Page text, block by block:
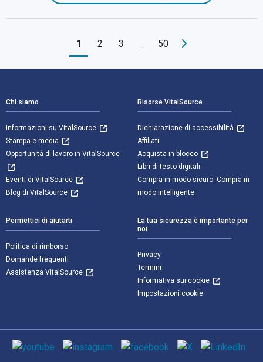
1 2 3 … 50
Chi siamo
Informazioni su VitalSource
Stampa e media
Opportunità di lavoro in VitalSource
Eventi di VitalSource
Blog di VitalSource
Risorse VitalSource
Dichiarazione di accessibilità
Affiliati
Acquista in blocco
Libri di testo digitali
Compra in modo sicuro. Compra in
modo intelligente
Permettici di aiutarti
Politica di rimborso
Domande frequenti
Assistenza VitalSource
La tua sicurezza è importante per
noi
Privacy
Termini
Informativa sui cookie
Impostazioni cookie
Mezzi sociali